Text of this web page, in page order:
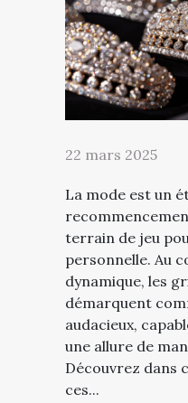
22 mars 2025
La mode est un
terrain de jeu
personnelle. Au
dynamique, les
démarquent
audacieux,
une allure de
Découvrez dans
ces...